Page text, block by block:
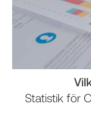
Statistik för